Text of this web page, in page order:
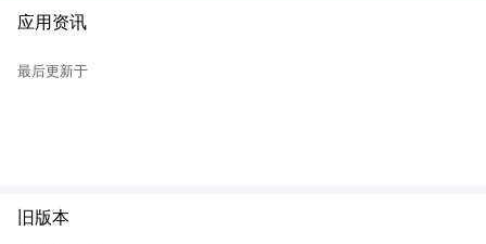
适用场景
🛠️远程技术支持
✅ 支持多设备绑定与切换
应用资讯
最后更新于
旧版本